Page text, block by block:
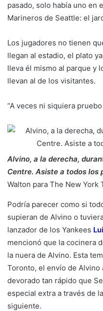
pasado, solo había uno en
Marineros de Seattle: el
Los jugadores no tienen
llegan al estadio, el plato
lleva él mismo al parque y
llevan al de los visitantes.
“A veces ni siquiera
Alvino, a la derecha,
Centre. Asiste a todos los
Walton para The New York
Podría parecer como si
supieran de Alvino o
lanzador de los Yankees
mencionó que la cocinera
la nuera de Alvino. Esta
Toronto, el envío de Alvino
devorado tan rápido que
especial extra a través de
siguiente.